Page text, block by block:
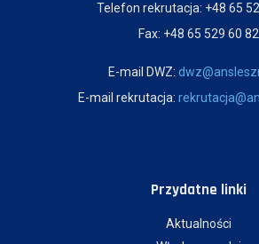
Telefon rekrutacja: +48 65
Fax: +48 65 529 60 82
E-mail DWZ:
E-mail rekrutacja:
Przydatne linki
Aktualności